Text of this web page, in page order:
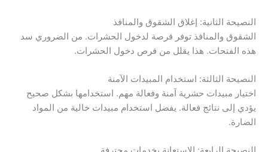
النصيحة الثانية: إغلاق الشقوق والمنافذ
الشقوق والمنافذ توفر فرصة لدخول الحشرات. من الضروري سد
هذه الفتحات. هذا يقلل من فرص دخول الحشرات.
النصيحة الثالثة: استخدام المبيدات الآمنة
اختيار مبيدات حشرية آمنة وفعالة مهم. استخدامها بشكل صحيح
يؤدي إلى نتائج فعالة. يفضل استخدام مبيدات خالية من المواد
الضارة.